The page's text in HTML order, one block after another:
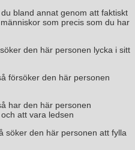
bland annat genom att faktiskt
som precis som du har
den här personen lycka i sitt
den här personen
den här personen
att vara ledsen
den här personen att fylla